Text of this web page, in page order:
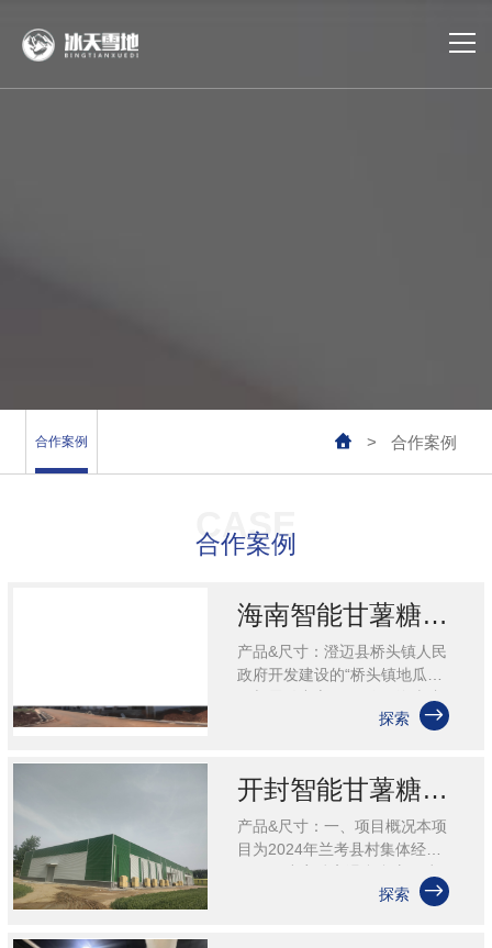
公司动态
合作案例
冰天雪地主要是为客户提供冷库设计、建设及配套服
合作案例  > 合作案例
CASE
合作案例
海南智能甘薯糖化愈合库
产品&尺寸：澄迈县桥头镇人民
政府开发建设的“桥头镇地瓜集
散与展销中心”项目位于海南省
澄迈县，用地面积为64031.78
心......
探索 
开封智能甘薯糖化愈合库
产品&尺寸：一、项目概况本项
目为2024年兰考县村集体经济
设地点：河南省开封市兰考县
探索 